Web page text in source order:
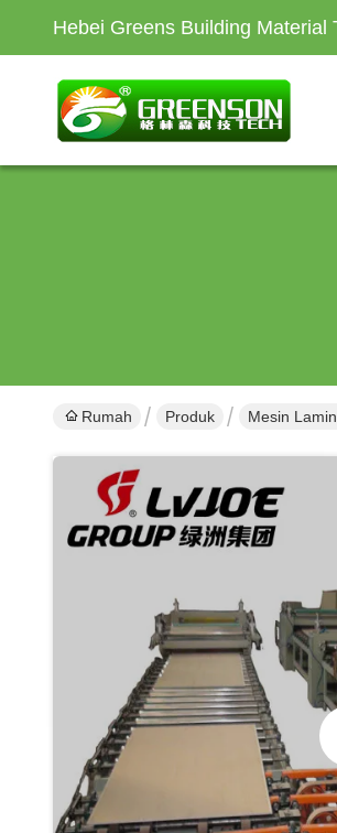
Hebei Greens Building Material
Rumah Produk Mesin